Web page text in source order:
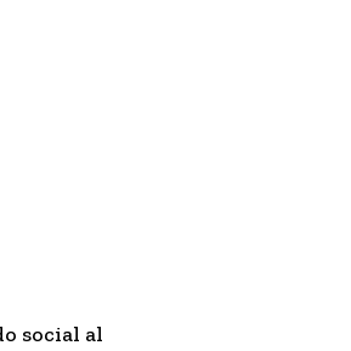
social al